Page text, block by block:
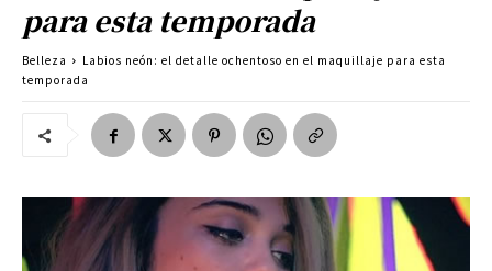
para esta temporada
Belleza
Labios neón: el detalle ochentoso en el maquillaje para esta
temporada